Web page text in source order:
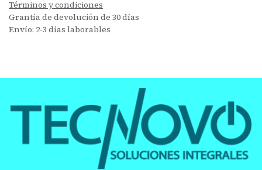
Términos y condiciones
Grantía de devolución de 30 días
Envío: 2-3 días laborables